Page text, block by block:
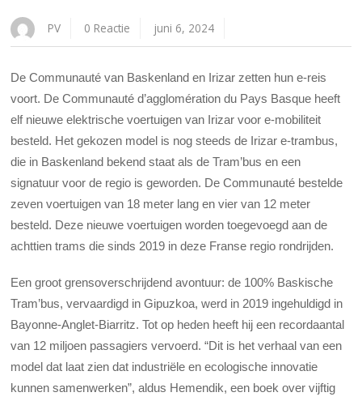
PV 0 Reactie juni 6, 2024
De Communauté van Baskenland en Irizar zetten hun e-reis
voort. De Communauté d’agglomération du Pays Basque heeft
elf nieuwe elektrische voertuigen van Irizar voor e-mobiliteit
besteld. Het gekozen model is nog steeds de Irizar e-trambus,
die in Baskenland bekend staat als de Tram’bus en een
signatuur voor de regio is geworden. De Communauté bestelde
zeven voertuigen van 18 meter lang en vier van 12 meter
besteld. Deze nieuwe voertuigen worden toegevoegd aan de
achttien trams die sinds 2019 in deze Franse regio rondrijden.
Een groot grensoverschrijdend avontuur: de 100% Baskische
Tram’bus, vervaardigd in Gipuzkoa, werd in 2019 ingehuldigd in
Bayonne-Anglet-Biarritz. Tot op heden heeft hij een recordaantal
van 12 miljoen passagiers vervoerd. “Dit is het verhaal van een
model dat laat zien dat industriële en ecologische innovatie
kunnen samenwerken”, aldus Hemendik, een boek over vijftig